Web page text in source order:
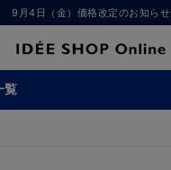
9月4日（金）価格改定のお知らせ
覧